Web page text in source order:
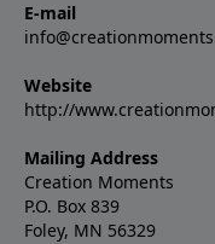
E-mail
Website
http://
Mailing Address
Creation Moments
P.O. Box 839
Foley, MN 56329